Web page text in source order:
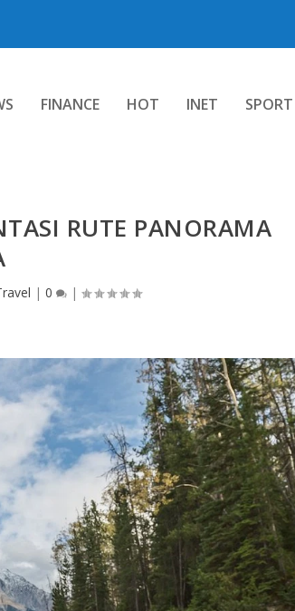
FINANCE HOT INET SPORT
RUTE PANORAMA
|0 |